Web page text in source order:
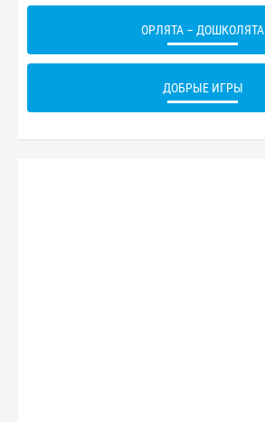
ОРЛЯТА – ДОШКОЛЯТА
ДОБРЫЕ ИГРЫ